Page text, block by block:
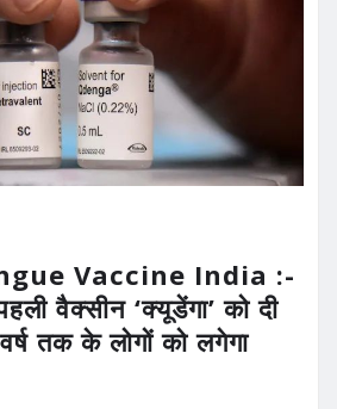
Vaccine India :-
वैक्सीन ‘क्यूडेंगा’ को दी
तक के लोगों को लगेगा